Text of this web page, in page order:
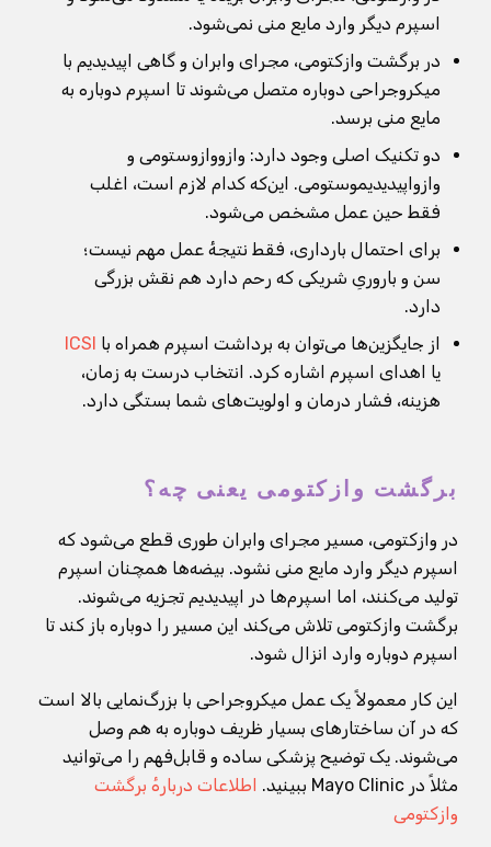
اسپرم دیگر وارد مایع منی نمی‌شود.
در برگشت وازکتومی، مجرای وابران و گاهی اپیدیدیم با
میکروجراحی دوباره متصل می‌شوند تا اسپرم دوباره به
مایع منی برسد.
دو تکنیک اصلی وجود دارد: وازووازوستومی و
وازواپیدیدیموستومی. این‌که کدام لازم است، اغلب
فقط حین عمل مشخص می‌شود.
برای احتمال بارداری، فقط نتیجهٔ عمل مهم نیست؛
سن و باروریِ شریکی که رحم دارد هم نقش بزرگی
دارد.
از جایگزین‌ها می‌توان به برداشت اسپرم همراه با ICSI
یا اهدای اسپرم اشاره کرد. انتخاب درست به زمان،
هزینه، فشار درمان و اولویت‌های شما بستگی دارد.
برگشت وازکتومی یعنی چه؟
در وازکتومی، مسیر مجرای وابران طوری قطع می‌شود که
اسپرم دیگر وارد مایع منی نشود. بیضه‌ها همچنان اسپرم
تولید می‌کنند، اما اسپرم‌ها در اپیدیدیم تجزیه می‌شوند.
برگشت وازکتومی تلاش می‌کند این مسیر را دوباره باز کند تا
اسپرم دوباره وارد انزال شود.
این کار معمولاً یک عمل میکروجراحی با بزرگ‌نمایی بالا است
که در آن ساختارهای بسیار ظریف دوباره به هم وصل
می‌شوند. یک توضیح پزشکی ساده و قابل‌فهم را می‌توانید
مثلاً در Mayo Clinic ببینید.
اطلاعات دربارهٔ برگشت
وازکتومی